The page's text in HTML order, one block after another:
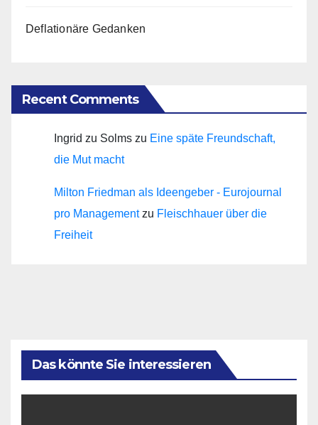
Deflationäre Gedanken
Recent Comments
Ingrid zu Solms zu Eine späte Freundschaft,
die Mut macht
Milton Friedman als Ideengeber - Eurojournal
pro Managementzu Fleischhauer über die
Freiheit
Das könnte Sie interessieren